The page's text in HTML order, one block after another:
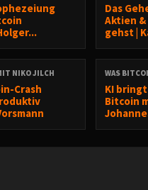
erteilten Hinweise und
Anlageanalyse noch eine
eine Anlage- oder sonstige
Das
Aktien
gehst |
NIKO JILCH
Crash
WAS
KI
Bitcoin